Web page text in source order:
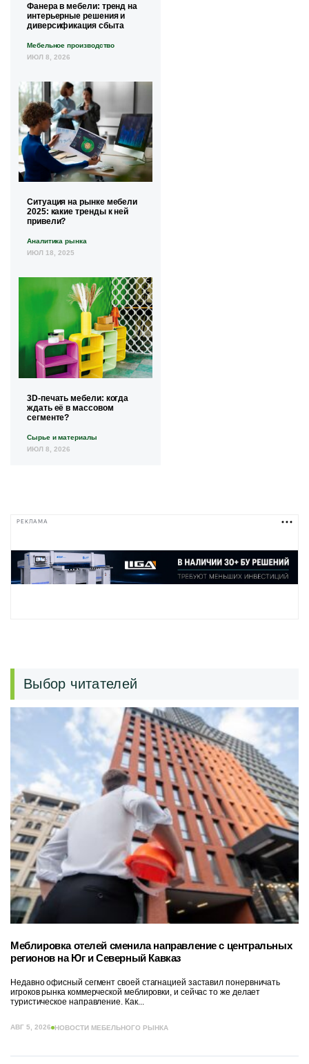
Фанера в мебели: тренд на
интерьерные решения и
диверсификация сбыта
Мебельное производство
ИЮЛ 8, 2026
Ситуация на рынке мебели
2025: какие тренды к ней
привели?
Аналитика рынка
ИЮЛ 18, 2025
3D-печать мебели: когда
ждать её в массовом
сегменте?
Сырье и материалы
ИЮЛ 8, 2026
РЕКЛАМА
Выбор читателей
Меблировка отелей сменила направление с центральных
регионов на Юг и Северный Кавказ
Недавно офисный сегмент своей стагнацией заставил понервничать
игроков рынка коммерческой меблировки, и сейчас то же делает
туристическое направление. Как...
АВГ 5, 2026 НОВОСТИ МЕБЕЛЬНОГО РЫНКА